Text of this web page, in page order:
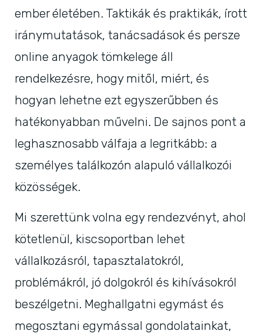
ember életében. Taktikák és praktikák, írott
iránymutatások, tanácsadások és persze
online anyagok tömkelege áll
rendelkezésre, hogy mitől, miért, és
hogyan lehetne ezt egyszerűbben és
hatékonyabban művelni. De sajnos pont a
leghasznosabb válfaja a legritkább: a
személyes találkozón alapuló vállalkozói
közösségek.
Mi szerettünk volna egy rendezvényt, ahol
kötetlenül, kiscsoportban lehet
vállalkozásról, tapasztalatokról,
problémákról, jó dolgokról és kihívásokról
beszélgetni. Meghallgatni egymást és
megosztani egymással gondolatainkat,